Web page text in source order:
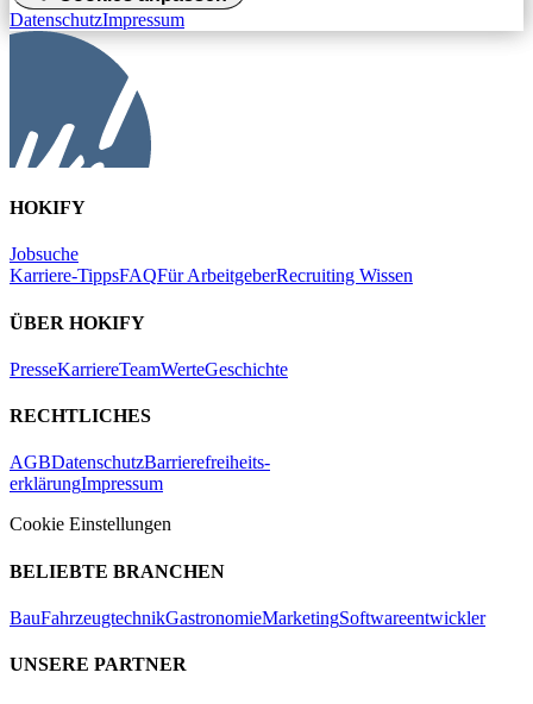
DatenschutzImpressum
HOKIFY
Jobsuche
Karriere-TippsFAQFür ArbeitgeberRecruiting Wissen
ÜBER HOKIFY
PresseKarriereTeamWerteGeschichte
RECHTLICHES
AGBDatenschutzBarrierefreiheits-
erklärungImpressum
Cookie Einstellungen
BELIEBTE BRANCHEN
BauFahrzeugtechnikGastronomieMarketingSoftwareentwickler
UNSERE PARTNER